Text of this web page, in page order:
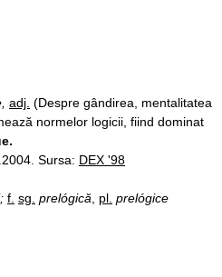
adj. (Despre gândirea, mentalitatea
normelor logicii, fiind dominat
Sursa: DEX '98
f. sg. prelógică pl. prelógice